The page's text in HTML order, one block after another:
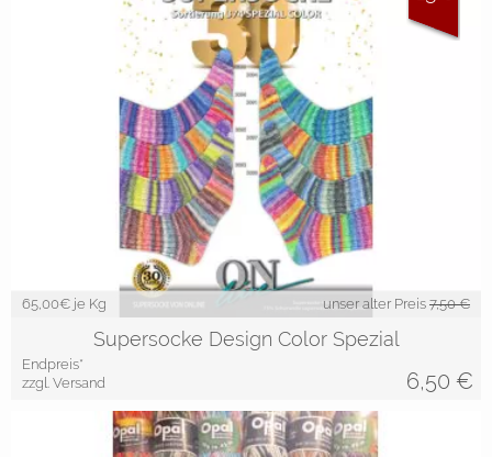
65,00€ je Kg unser alter Preis 7,50 €
Supersocke Design Color Spezial
Endpreis*
zzgl. Versand
6,50 €